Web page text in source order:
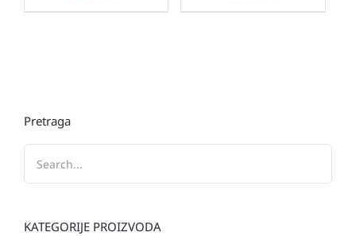
Pretraga
KATEGORIJE PROIZVODA